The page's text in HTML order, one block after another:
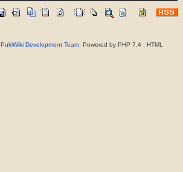
PukiWiki Development Team. Powered by PHP 7.4 : HTML